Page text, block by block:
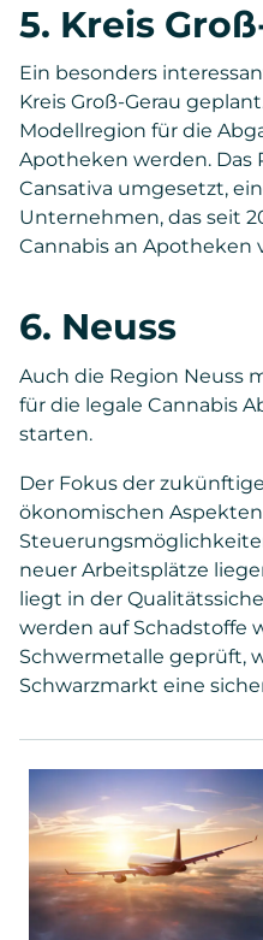
5. Kreis
Ein besonders
Kreis Groß-Gerau
Modellregion für die
Apotheken werden. Das
Cansativa umgesetzt,
Unternehmen, das seit
Cannabis an Apotheken
6. Neuss
Auch die Region Neuss
für die legale Cannabis
starten.
Der Fokus der
ökonomischen
neuer Arbeitsplätze
liegt in der
werden auf Schadstoffe
Schwermetalle geprüft,
Schwarzmarkt eine